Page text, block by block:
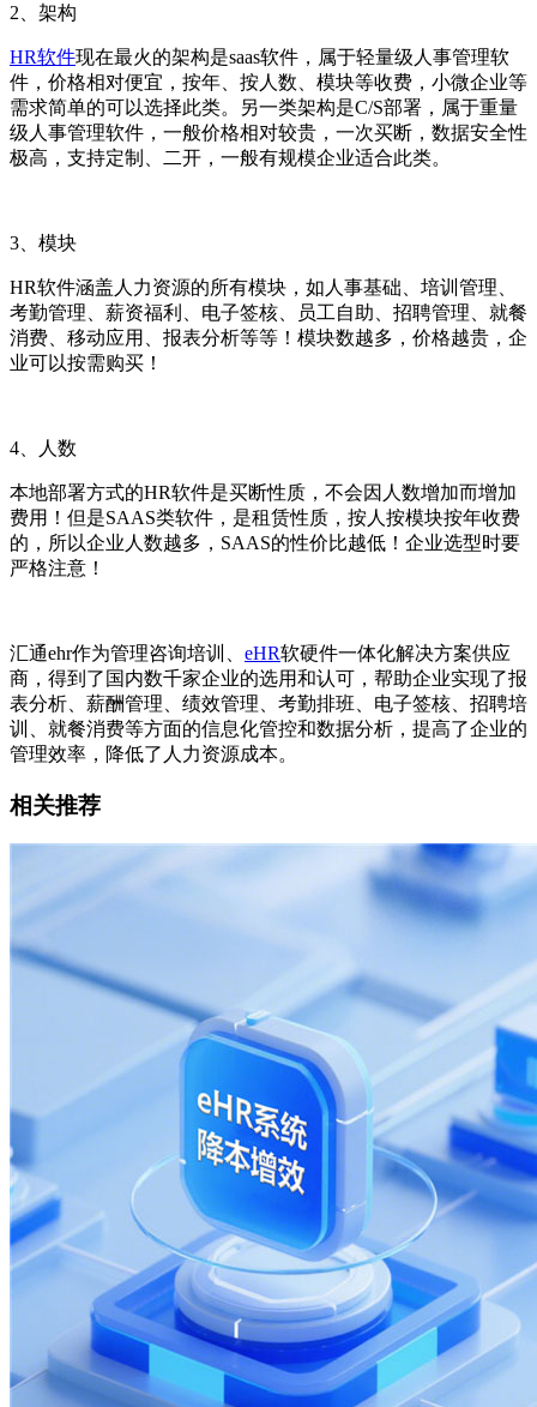
2 、架构
HR软件现在最火的架构是saas软件，属于轻量级人事管理软
件，价格相对便宜，按年、按人数、模块等收费，小微企业等
需求简单的可以选择此类。另一类架构是C/S部署，属于重量
级人事管理软件，一般价格相对较贵，一次买断，数据安全性
极高，支持定制、二开，一般有规模企业适合此类。
3 、模块
HR软件涵盖人力资源的所有模块，如 人事基础、培训管理、
考勤管理、薪资福利、电子签核、员工自助、招聘管理、就餐
消费、移动应用、报表分析等等！模块数越多，价格越贵，企
业可以按需购买！
4 、人数
本地部署方式的HR软件是买断性质，不会因人数增加而增加
费用！但是SAAS类软件，是租赁性质，按人按模块按年收费
的，所以企业人数越多， SAAS的性价比越低！企业选型时要
严格注意！
汇通ehr作为管理咨询培训、 eHR软硬件一体化解决方案供应
商，得到了国内数千家企业的选用和认可，帮助企业实现了报
表分析、薪酬管理、绩效管理、考勤排班、电子签核、招聘培
训、就餐消费等方面的信息化管控和数据分析，提高了企业的
管理效率，降低了人力资源成本。
相关推荐